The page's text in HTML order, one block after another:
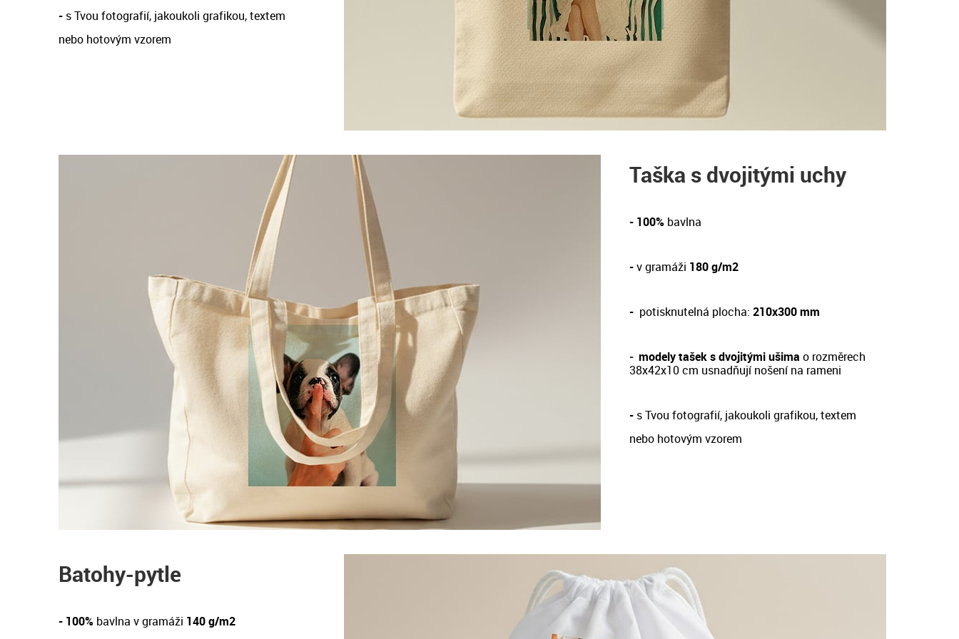
- s Tvou fotografií, jakoukoli grafikou, textem
nebo hotovým vzorem
Taška s dvojitými uchy
- 100% bavlna
-v gramáži 180 g/m2
- potisknutelná plocha: 210x300 mm
- modely tašek s dvojitými ušima o rozměrech
38x42x10 cm usnadňují nošení na rameni
-s Tvou fotografií, jakoukoli grafikou, textem
nebo hotovým vzorem
Batohy-pytle
- 100% bavlna v gramáži 140 g/m2